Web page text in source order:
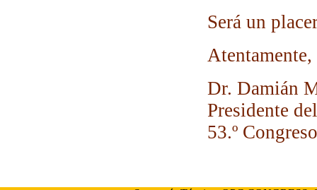
Será un placer
Atentamente,
Dr. Damián
Presidente del
53.º Congreso